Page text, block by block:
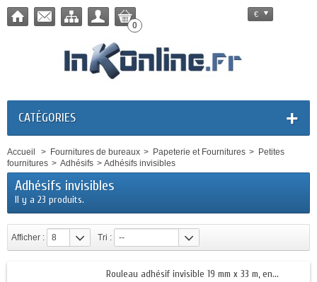
0
€
CATÉGORIES
Accueil > Fournitures de bureaux > Papeterie et Fournitures > Petites
fournitures > Adhésifs > Adhésifs invisibles
Adhésifs invisibles
Il y a 23 produits.
Afficher : 8 Tri : --
Rouleau adhésif invisible 19 mm x 33 m, en...